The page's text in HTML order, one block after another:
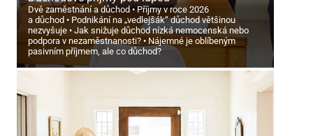
Dvě zaměstnání a důchod
Příjmy v roce 2026
a důchod
Podnikání na „vedlejšák“ důchod většinou
nezvyšuje
Jak snižuje důchod nízká nemocenská nebo
podpora v nezaměstnanosti?
Nájemné je oblíbeným
pasivním příjmem, ale co důchod?